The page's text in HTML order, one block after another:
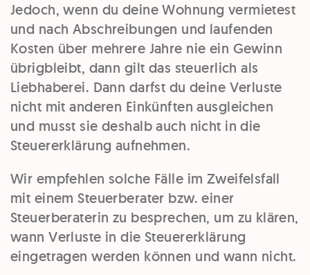
Jedoch, wenn du deine Wohnung vermietest
und nach Abschreibungen und laufenden
Kosten über mehrere Jahre nie ein Gewinn
übrigbleibt, dann gilt das steuerlich als
Liebhaberei. Dann darfst du deine Verluste
nicht mit anderen Einkünften ausgleichen
und musst sie deshalb auch nicht in die
Steuererklärung aufnehmen.
Wir empfehlen solche Fälle im Zweifelsfall
mit einem Steuerberater bzw. einer
Steuerberaterin zu besprechen, um zu klären,
wann Verluste in die Steuererklärung
eingetragen werden können und wann nicht.